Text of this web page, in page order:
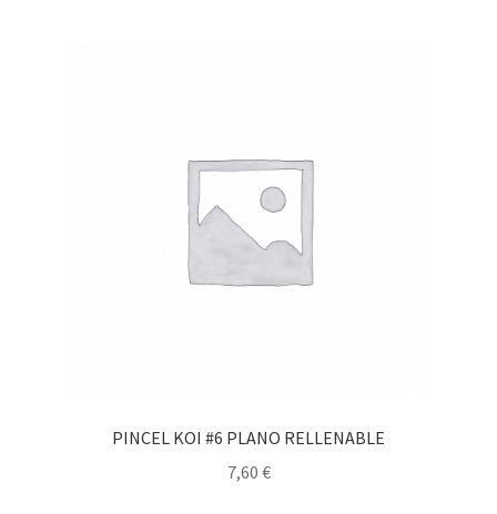
PINCEL KOI #6 PLANO RELLENABLE
7,60 €